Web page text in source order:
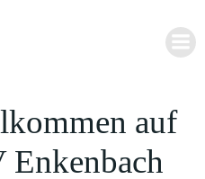
auf
Enkenbach